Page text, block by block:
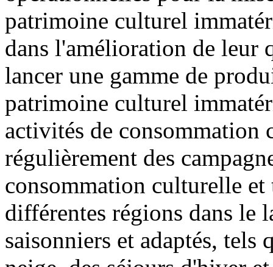
patrimoine culturel
dans l'amélioration de leur
lancer une gamme de
patrimoine culturel
activités de
régulièrement des
consommation culturelle
différentes régions dans le
saisonniers et adaptés, tels